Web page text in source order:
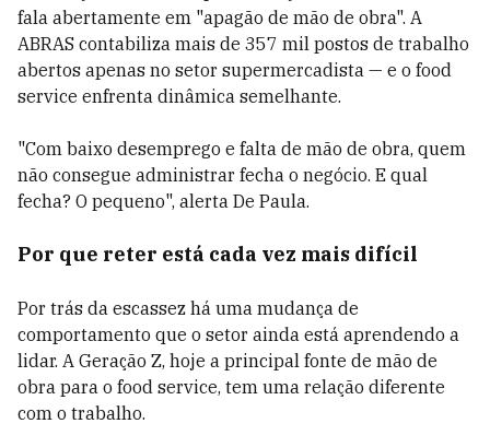
fala abertamente em "apagão de mão de obra". A
ABRAS contabiliza mais de 357 mil postos de trabalho
abertos apenas no setor supermercadista — e o food
service enfrenta dinâmica semelhante.
"Com baixo desemprego e falta de mão de obra, quem
não consegue administrar fecha o negócio. E qual
fecha? O pequeno", alerta De Paula.
Por que reter está cada vez mais difícil
Por trás da escassez há uma mudança de
comportamento que o setor ainda está aprendendo a
lidar. A Geração Z, hoje a principal fonte de mão de
obra para o food service, tem uma relação diferente
com o trabalho.